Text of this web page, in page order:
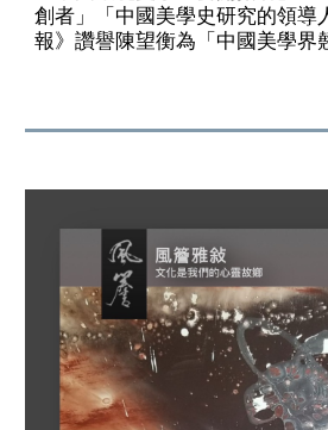
創者」「中國美學史研究的領導
報》讚譽陳望衡為「中國美學界